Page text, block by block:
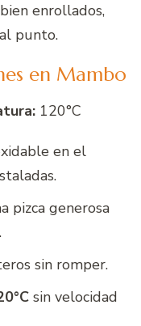
enrollados,
punto.
en Mambo
120°C
en el
pizca generosa
sin romper.
sin velocidad